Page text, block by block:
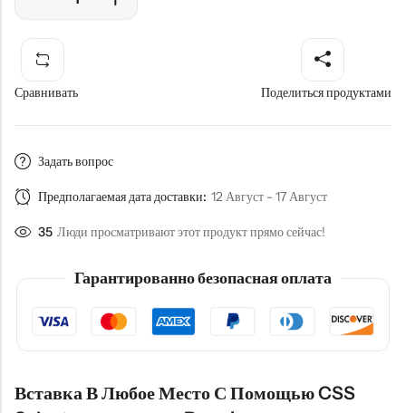
Сравнивать Поделиться продуктами
Задать вопрос
Предполагаемая дата доставки: 12 Август - 17 Август
35 Люди просматривают этот продукт прямо сейчас!
Гарантированно безопасная оплата
Вставка В Любое Место С Помощью CSS